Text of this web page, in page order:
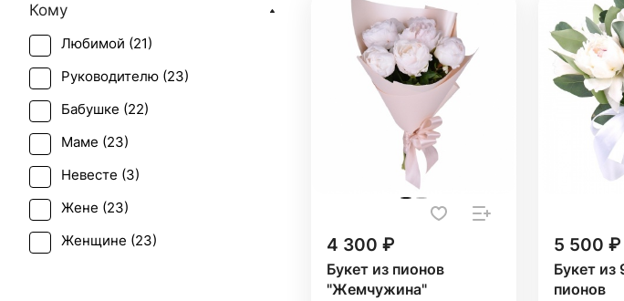
4 300 ₽
Букет из пионов
"Жемчужина"
5 500 ₽
Букет из
пионов
Кому
Любимой (21)
Руководителю (23)
Бабушке (22)
Маме (23)
Невесте (3)
Жене (23)
Женщине (23)